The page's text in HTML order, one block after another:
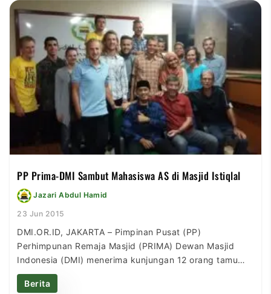
pelatihan kepemimpinan dengan nilai-nilai Islam yang
bersumber dari Al-Quran dan Al-Hadits ini diikuti oleh
63 […]
PP Prima-DMI Sambut Mahasiswa AS di Masjid Istiqlal
Jazari Abdul Hamid
23 Jun 2015
DMI.OR.ID, JAKARTA – Pimpinan Pusat (PP)
Perhimpunan Remaja Masjid (PRIMA) Dewan Masjid
Indonesia (DMI) menerima kunjungan 12 orang tamu
mahasiswa dan tiga orang pembina dari Amerika
Serikat (AS), pada Ahad (21/6) di Masjid Istiqlal,
Berita